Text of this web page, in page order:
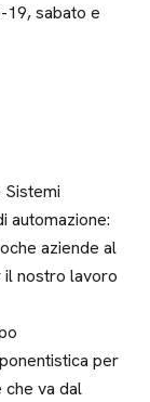
19, sabato e
automazione:
aziende al
nostro lavoro
per
va dal